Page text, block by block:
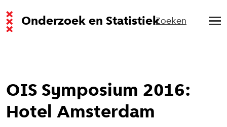
Onderzoek en StatistiekZoeken
OIS Symposium 2016:
Hotel Amsterdam